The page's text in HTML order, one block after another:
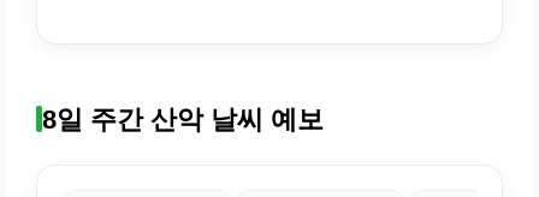
8일 주간 산악 날씨 예보